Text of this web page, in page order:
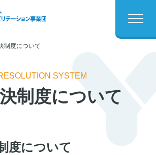
制度について
SYSTEM
制度について
度について